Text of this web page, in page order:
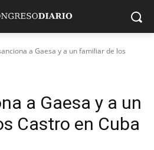
a Gaesa y a un familiar de los
a Gaesa y a un
Castro en Cuba